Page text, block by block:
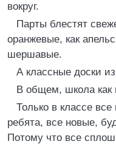
вокруг.
Парты блестят
оранжевые, как
шершавые.
А классные доски
В общем, школа как
Только в классе
ребята, все новые,
Потому что все